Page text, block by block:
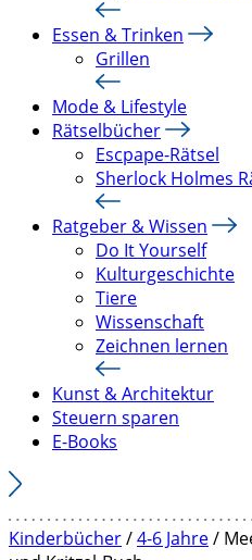
Essen & Trinken
Grillen
Mode & Lifestyle
Rätselbücher
Escpape-Rätsel
Sherlock Holmes
Ratgeber & Wissen
Do It Yourself
Kulturgeschichte
Tiere
Wissenschaft
Zeichnen lernen
Kunst & Architektur
Steuern sparen
E-Books
Kinderbücher/4-6 Jahre/